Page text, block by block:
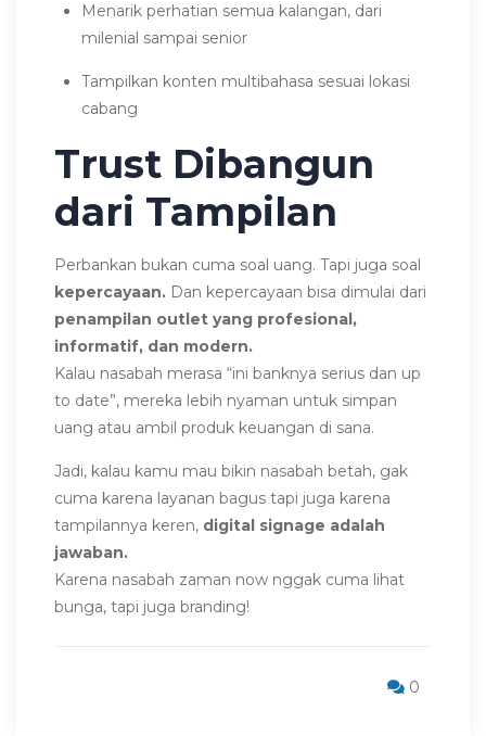
Menarik perhatian semua kalangan, dari
milenial sampai senior
Tampilkan konten multibahasa sesuai lokasi
cabang
Trust Dibangun
dari Tampilan
Perbankan bukan cuma soal uang. Tapi juga soal
kepercayaan. Dan kepercayaan bisa dimulai dari
penampilan outlet yang profesional,
informatif, dan modern.
Kalau nasabah merasa “ini banknya serius dan up
to date”, mereka lebih nyaman untuk simpan
uang atau ambil produk keuangan di sana.
Jadi, kalau kamu mau bikin nasabah betah, gak
cuma karena layanan bagus tapi juga karena
tampilannya keren, digital signage adalah
jawaban.
Karena nasabah zaman now nggak cuma lihat
bunga, tapi juga branding!
0